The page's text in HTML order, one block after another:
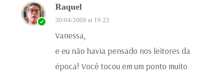
Raquel
30/04/2009 at 19:22
Vanessa,
e eu não havia pensado nos leitores da
época! Você tocou em um ponto muito